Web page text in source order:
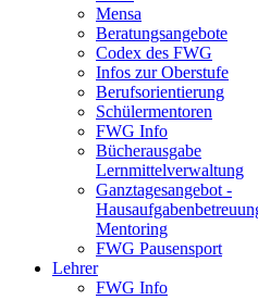
Mensa
Beratungsangebote
Codex des FWG
Infos zur Oberstufe
Berufsorientierung
Schülermentoren
FWG Info
Bücherausgabe
Lernmittelverwaltung
Ganztagesangebot -
Mentoring
FWG Pausensport
Lehrer
FWG Info